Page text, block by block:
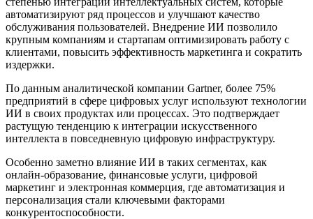
автоматизируют ряд процессов и улучшают качество
обслуживания пользователей. Внедрение ИИ позволило
крупным компаниям и стартапам оптимизировать работу с
клиентами, повысить эффективность маркетинга и сократить
издержки.
По данным аналитической компании Gartner, более 75%
предприятий в сфере цифровых услуг используют технологии
ИИ в своих продуктах или процессах. Это подтверждает
растущую тенденцию к интеграции искусственного
интеллекта в повседневную цифровую инфраструктуру.
Особенно заметно влияние ИИ в таких сегментах, как
онлайн-образование, финансовые услуги, цифровой
маркетинг и электронная коммерция, где автоматизация и
персонализация стали ключевыми факторами
конкурентоспособности.